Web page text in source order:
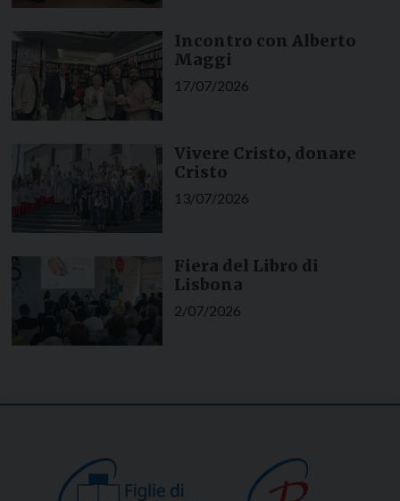
Incontro con Alberto
Maggi
17/07/2026
Vivere Cristo, donare
Cristo
13/07/2026
Fiera del Libro di
Lisbona
2/07/2026